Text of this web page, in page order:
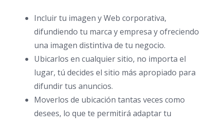
Incluir tu imagen y Web corporativa,
difundiendo tu marca y empresa y ofreciendo
una imagen distintiva de tu negocio.
Ubicarlos en cualquier sitio, no importa el
lugar, tú decides el sitio más apropiado para
difundir tus anuncios.
Moverlos de ubicación tantas veces como
desees, lo que te permitirá adaptar tu